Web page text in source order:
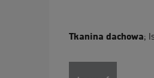
Tkanina dachowa;